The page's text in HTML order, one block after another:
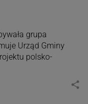
grupa
Urząd Gminy
polsko-
share